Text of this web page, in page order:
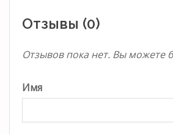
Отзывы (0)
Отзывов пока нет. Вы можете
Имя